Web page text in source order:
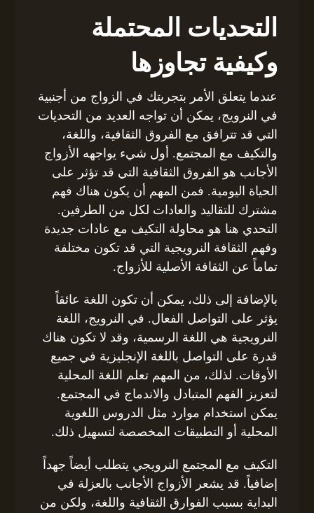
التحديات المحتملة
وكيفية تجاوزها
عندما يتعلق الأمر بتجربتك في الزواج من أجنبية
في النرويج، يمكن أن تواجه العديد من التحديات
التي قد تترافق مع الفروق الثقافية، واللغة،
والتكيف مع المجتمع. أول شيء يواجهه الأزواج
الأجانب هو الفروق الثقافية التي قد تؤثر على
الحياة اليومية. فمن المهم أن يكون هناك فهم
مشترك للتقاليد والعادات لكل من الطرفين.
التحدي هنا هو محاولة التكيف مع عادات جديدة
وفهم الثقافة النرويجية التي قد تكون مختلفة
تماماً عن الثقافة الأصلية للأزواج.
بالإضافة إلى ذلك، يمكن أن تكون اللغة عائقاً
يؤثر على التواصل الفعال. في النرويج، اللغة
النرويجية هي اللغة الرسمية، وقد لا تكون هناك
قدرة على التواصل باللغة الإنجليزية في جميع
الأوقات. لذلك، من المهم تعلم اللغة المحلية
لتعزيز الفهم المتبادل والاندماج في المجتمع.
يمكن استخدام موارد مثل الدروس اللغوية
المحلية أو التطبيقات المخصصة لتسهيل ذلك.
التكيف مع المجتمع النرويجي يتطلب أيضاً جهداً
إضافياً. قد يشعر الأزواج الأجانب بالعزلة في
البداية بسبب الفوارق الثقافية واللغة، ولكن من